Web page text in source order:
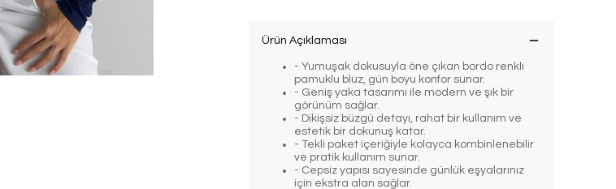
Ürün Açıklaması
- Yumuşak dokusuyla öne çıkan bordo renkli
pamuklu bluz, gün boyu konfor sunar.
- Geniş yaka tasarımı ile modern ve şık bir
görünüm sağlar.
- Dikişsiz büzgü detayı, rahat bir kullanım ve
estetik bir dokunuş katar.
- Tekli paket içeriğiyle kolayca kombinlenebilir
ve pratik kullanım sunar.
- Cepsiz yapısı sayesinde günlük eşyalarınız
için ekstra alan sağlar.